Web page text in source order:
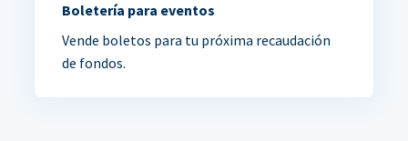
Boletería para eventos
Vende boletos para tu próxima recaudación
de fondos.